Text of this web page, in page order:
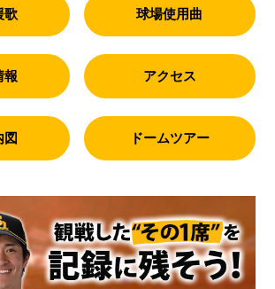
歌 球場使用曲
報 アクセス
図 ドームツアー